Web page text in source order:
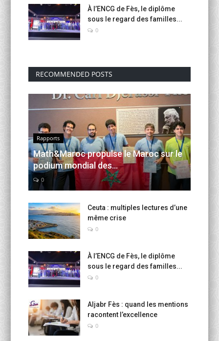
À l’ENCG de Fès, le diplôme
sous le regard des familles...
0
RECOMMENDED POSTS
Rapports
Math&Maroc propulse le Maroc sur le
podium mondial des...
0
Ceuta : multiples lectures d’une
même crise
0
À l’ENCG de Fès, le diplôme
sous le regard des familles...
0
Aljabr Fès : quand les mentions
racontent l’excellence
0